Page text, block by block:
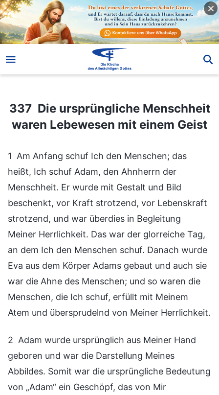
337 Die ursprüngliche Menschheit
waren Lebewesen mit einem Geist
1 Am Anfang schuf Ich den Menschen; das
heißt, Ich schuf Adam, den Ahnherrn der
Menschheit. Er wurde mit Gestalt und Bild
beschenkt, vor Kraft strotzend, vor Lebenskraft
strotzend, und war überdies in Begleitung
Meiner Herrlichkeit. Das war der glorreiche Tag,
an dem Ich den Menschen schuf. Danach wurde
Eva aus dem Körper Adams gebaut und auch sie
war die Ahne des Menschen; und so waren die
Menschen, die Ich schuf, erfüllt mit Meinem
Atem und übersprudelnd von Meiner Herrlichkeit.
2 Adam wurde ursprünglich aus Meiner Hand
geboren und war die Darstellung Meines
Abbildes. Somit war die ursprüngliche Bedeutung
von „Adam“ ein Geschöpf, das von Mir